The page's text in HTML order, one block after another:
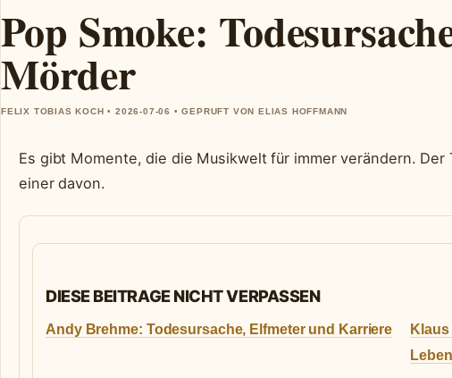
Pop Smoke:
Mörder
FELIX TOBIAS KOCH • 2026-07-06 • GEPRUFT VON ELIAS HOFFMANN
Es gibt Momente, die die Musikwelt für immer verändern. Der
einer davon.
DIESE BEITRAGE NICHT VERPASSEN
Andy Brehme: Todesursache, Elfmeter und Karriere